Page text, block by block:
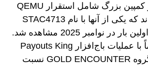
محققان امنیتی دو کمپین بزرگ شامل استقرار QEMU
را شناسایی کرده‌اند که یکی از آنها با نام STAC4713
ردیابی می‌شود و اولین بار در نوامبر 2025 مشاهده شد.
این کمپین مستقیماً با عملیات باج‌افزار Payouts King
مرتبط بوده و به گروه GOLD ENCOUNTER نسبت